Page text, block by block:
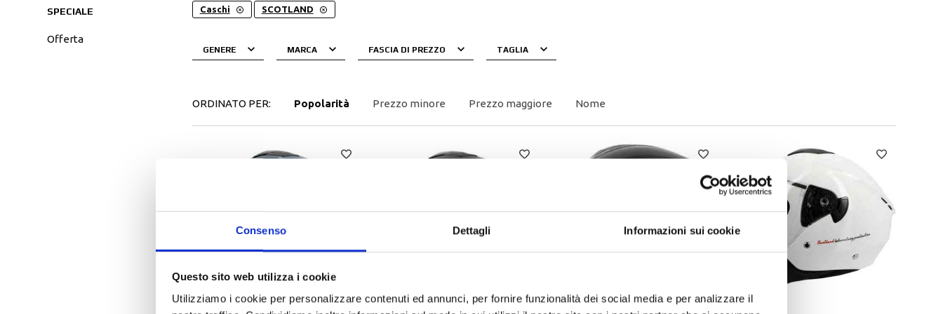
Consenso Dettagli Informazioni sui cookie
Questo sito web utilizza i cookie
Utilizziamo i cookie per personalizzare contenuti ed annunci, per fornire funzionalità dei social media e per analizzare il
Scarpe
Stivali Touring
Sottoguanti
Caschi SCOTLAND
GENERE MARCA
SPECIALE
offerta
FASCIA DI PREZZO TAGLIA
ORDINATO PER: Popolarità Prezzo minore Prezzo maggiore Nome